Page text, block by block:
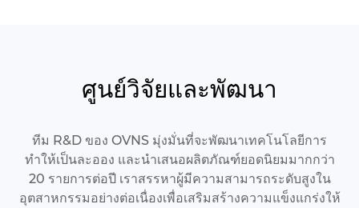
ศูนย์วิจัยและพัฒนา
ทีม R&D ของ OVNS มุ่งมั่นที่จะพัฒนาเทคโนโลยีการ
ทำให้เป็นละออง และนำเสนอผลิตภัณฑ์ยอดนิยมมากกว่า
20 รายการต่อปี เราสรรหาผู้มีความสามารถระดับสูงใน
อุตสาหกรรมอย่างต่อเนื่องเพื่อเสริมสร้างความแข็งแกร่งให้